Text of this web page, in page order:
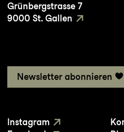
Grünbergstrasse 7
9000 St. Gallen
Newsletter abonnieren
Instagram